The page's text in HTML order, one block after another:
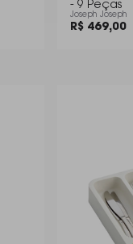
- 9 Peças
Joseph Joseph
R$ 469,00